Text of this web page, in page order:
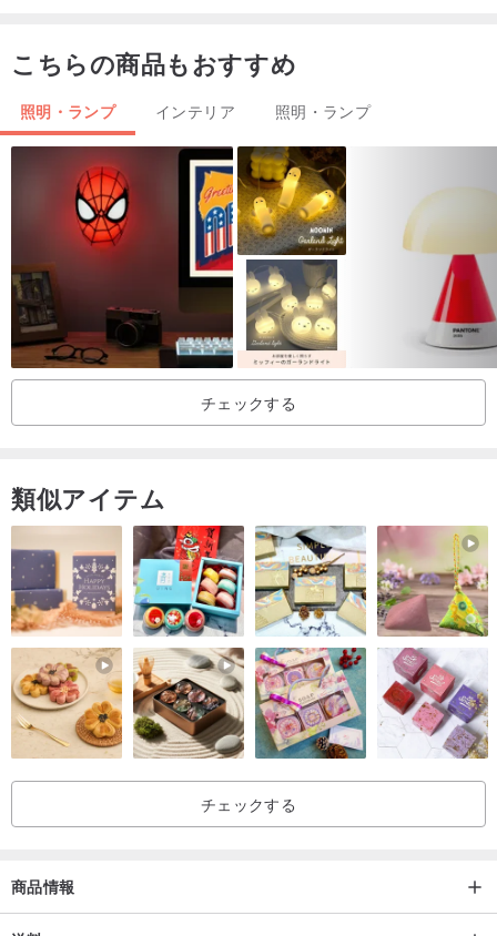
ベッドサイドで少し明かりが欲しい時に最適です。
また、食卓に置くと食事が華やかになります。
瞑想の時にそばに置いている人もいます。
このランプを受け取った人に心のくつろぎを提供できるように、幸
せが来るように願いを込めて作っています。
大切な方へのプレゼントにもお勧めです。よろこばれると思いま
す。
既製品ではなく手作りなので多少のゆがみ等はありますが、一つ一
電池は飛行機で送るのが難しいので付属しません。
安全に届けるため追跡番号を付けて発送します。
届くまでサポートします。
奥行:12cm・横:12cm・高さ:13cm
こちらの商品もおすすめ
照明・ランプ インテリア 照明・ランプ
チェックする
類似アイテム
チェックする
商品情報